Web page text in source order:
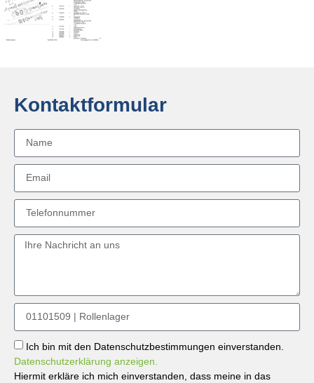
Kontaktformular
Ich bin mit den Datenschutzbestimmungen einverstanden.
Datenschutzerklärung anzeigen.
Hiermit erkläre ich mich einverstanden, dass meine in das